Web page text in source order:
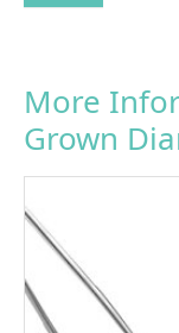
More
Grown